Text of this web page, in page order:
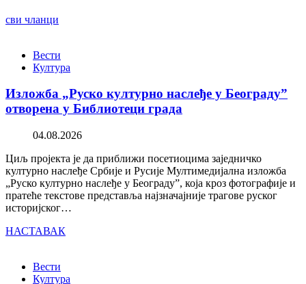
сви чланци
Вести
Култура
Изложба „Руско културно наслеђе у Београду”
отворена у Библиотеци града
04.08.2026
Циљ пројекта је да приближи посетиоцима заједничко
културно наслеђе Србије и Русије Мултимедијална изложба
„Руско културно наслеђе у Београду”, која кроз фотографије и
пратеће текстове представља најзначајније трагове руског
историјског…
НАСТАВАК
Вести
Култура